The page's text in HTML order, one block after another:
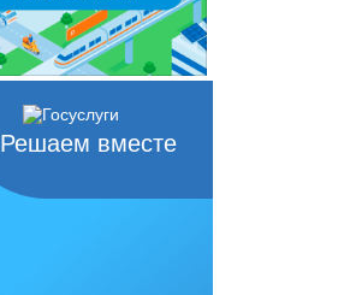
Решаем вместе